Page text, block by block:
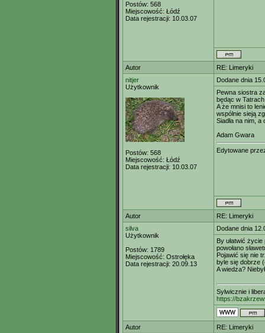
Postów: 568
Miejscowość: Łódź
Data rejestracji: 10.03.07
Autor
RE: Limeryki
nitjer
Użytkownik
Postów: 568
Miejscowość: Łódź
Data rejestracji: 10.03.07
Dodane dnia
Pewna siostra
będąc w
A że mnisi to
wspólnie sieją
Siadła na nim,
Adam Gwara
Edytowane
Autor
RE: Limeryki
silva
Użytkownik
Postów: 1789
Miejscowość: Ostrołęka
Data rejestracji: 20.09.13
Dodane dnia
By ułatwić
powołano
Pojawić się nie
byle się dobrze
A wiedza?
Sylwicznie i
https://
Autor
RE: Limeryki